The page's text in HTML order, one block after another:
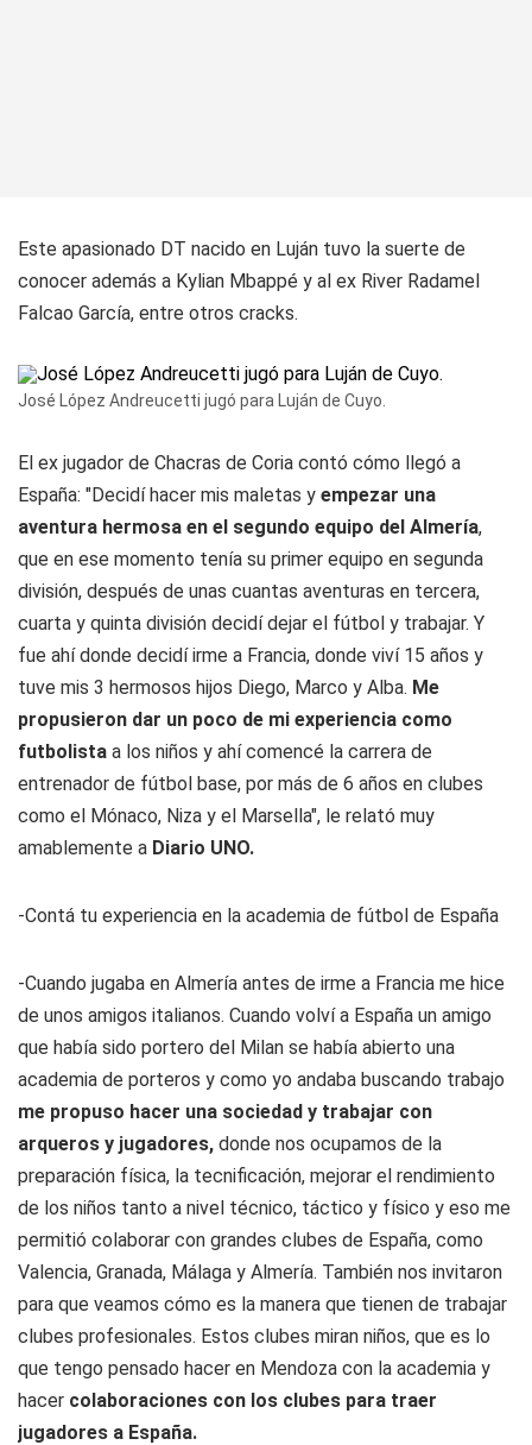
Este apasionado DT nacido en Luján tuvo la suerte de
conocer además a Kylian Mbappé y al ex River Radamel
Falcao García, entre otros cracks.
José López Andreucetti jugó para Luján de Cuyo.
El ex jugador de Chacras de Coria contó cómo llegó a
España: "Decidí hacer mis maletas y empezar una
aventura hermosa en el segundo equipo del Almería,
que en ese momento tenía su primer equipo en segunda
división, después de unas cuantas aventuras en tercera,
cuarta y quinta división decidí dejar el fútbol y trabajar. Y
fue ahí donde decidí irme a Francia, donde viví 15 años y
tuve mis 3 hermosos hijos Diego, Marco y Alba. Me
propusieron dar un poco de mi experiencia como
futbolista a los niños y ahí comencé la carrera de
entrenador de fútbol base, por más de 6 años en clubes
como el Mónaco, Niza y el Marsella", le relató muy
amablemente a Diario UNO.
-Contá tu experiencia en la academia de fútbol de España
-Cuando jugaba en Almería antes de irme a Francia me hice
de unos amigos italianos. Cuando volví a España un amigo
que había sido portero del Milan se había abierto una
academia de porteros y como yo andaba buscando trabajo
me propuso hacer una sociedad y trabajar con
arqueros y jugadores, donde nos ocupamos de la
preparación física, la tecnificación, mejorar el rendimiento
de los niños tanto a nivel técnico, táctico y físico y eso me
permitió colaborar con grandes clubes de España, como
Valencia, Granada, Málaga y Almería. También nos invitaron
para que veamos cómo es la manera que tienen de trabajar
clubes profesionales. Estos clubes miran niños, que es lo
que tengo pensado hacer en Mendoza con la academia y
hacer colaboraciones con los clubes para traer
jugadores a España.